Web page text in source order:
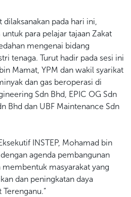
pada hari ini,
para pelajar tajaan Zakat
mengenai bidang
tenaga. Turut hadir pada sesi ini
Mamat, YPM dan wakil syarikat
dan gas beroperasi di
Sdn Bhd, EPIC OG Sdn
Bhd dan UBF Maintenance Sdn
INSTEP, Mohamad bin
agenda pembangunan
masyarakat yang
dan peningkatan daya